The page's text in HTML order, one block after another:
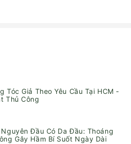
Tóc Giả Theo Yêu Cầu Tại HCM -
Thủ Công
Nguyên Đầu Có Da Đầu: Thoáng
Gây Hầm Bí Suốt Ngày Dài